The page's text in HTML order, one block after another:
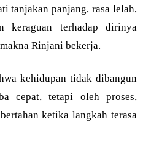
tanjakan panjang, rasa lelah,
keraguan terhadap dirinya
Rinjani bekerja.
kehidupan tidak dibangun
cepat, tetapi oleh proses,
ketika langkah terasa